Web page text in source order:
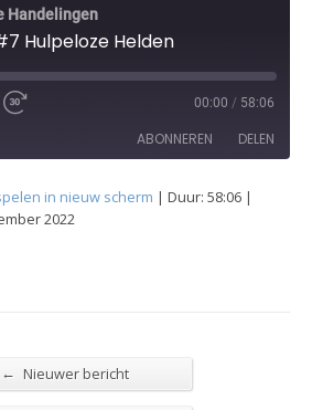
Handelingen
Hulpeloze Helden
00:00 / 58:06
ABONNEREN DELEN
in nieuw scherm | Duur: 58:06 |
2022
← Nieuwer bericht